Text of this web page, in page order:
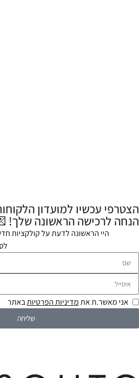
הנחה לרכישה הראשונה שלך!
היי הראשונה לדעת על קולקציות
אני מאשר.ת אתמדיניות הפרטיותבאתר
שליחה